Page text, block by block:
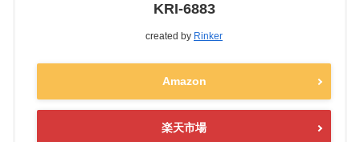
KRI-6883
created by Rinker
Amazon
楽天市場